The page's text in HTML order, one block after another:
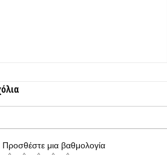
Προσθέστε μια βαθμολογία